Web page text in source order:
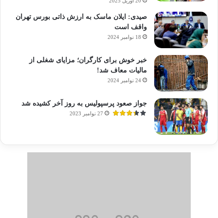
بردن است. چون شرایط جدولی ایجاب می‌کند که
در این بازی برنده شویم. تمام تلاشمان را برای برد
انجام می‌دهیم.
پرسپولیس شهرآورد
صیدی: ایلان ماسک به ارزش ذاتی بورس تهران
واقف است
18 نوامبر 2024
خبر خوش برای کارگران؛ مزایای شغلی از
مالیات معاف شد!
24 نوامبر 2024
جواز صعود پرسپولیس به روز آخر کشیده شد
27 نوامبر 2023